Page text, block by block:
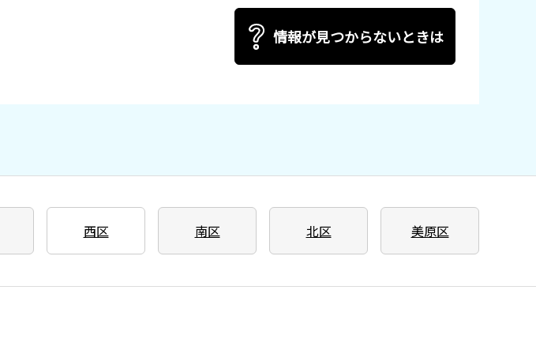
情報が見つからないときは
西区 南区 北区 美原区